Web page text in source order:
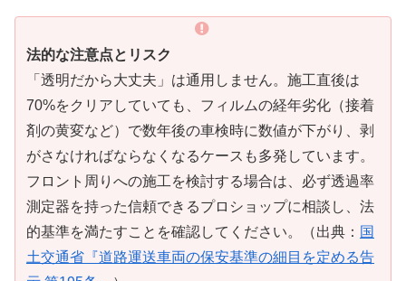
法的な注意点とリスク
「透明だから大丈夫」は通用しません。施工直後は
70%をクリアしていても、フィルムの経年劣化（接着
剤の黄変など）で数年後の車検時に数値が下がり、剥
がさなければならなくなるケースも多発しています。
フロント周りへの施工を検討する場合は、必ず透過率
測定器を持った信頼できるプロショップに相談し、法
的基準を満たすことを確認してください。（出典： 国
土交通省『道路運送車両の保安基準の細目を定める告